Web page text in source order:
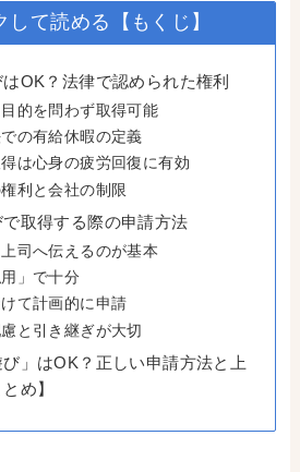
して読める【もくじ】
OK？法律で認められた権利
的を問わず取得可能
の有給休暇の定義
は心身の疲労回復に有効
利と会社の制限
取得する際の申請方法
司へ伝えるのが基本
」で十分
て計画的に申請
と引き継ぎが大切
」はOK？正しい申請方法と上
め】